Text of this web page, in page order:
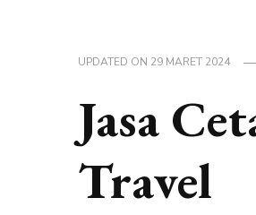
UPDATED ON 29 MARET 2024
Jasa
Travel